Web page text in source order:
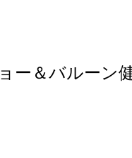
ー＆バルーン